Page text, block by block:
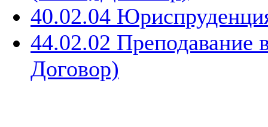
40.02.04
44.02.02
Договор)